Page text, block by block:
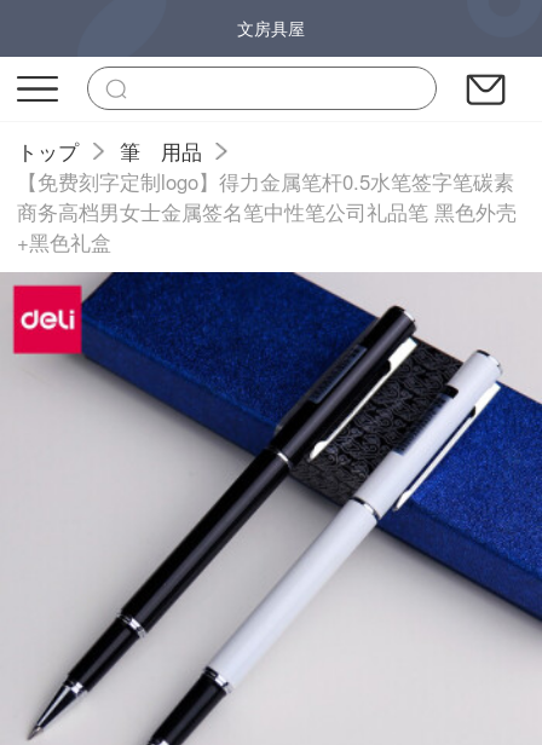
文房具屋
トップ
筆 用品
【免费刻字定制logo】得力金属笔杆0.5水笔签字笔碳素
商务高档男女士金属签名笔中性笔公司礼品笔 黑色外壳
+黑色礼盒